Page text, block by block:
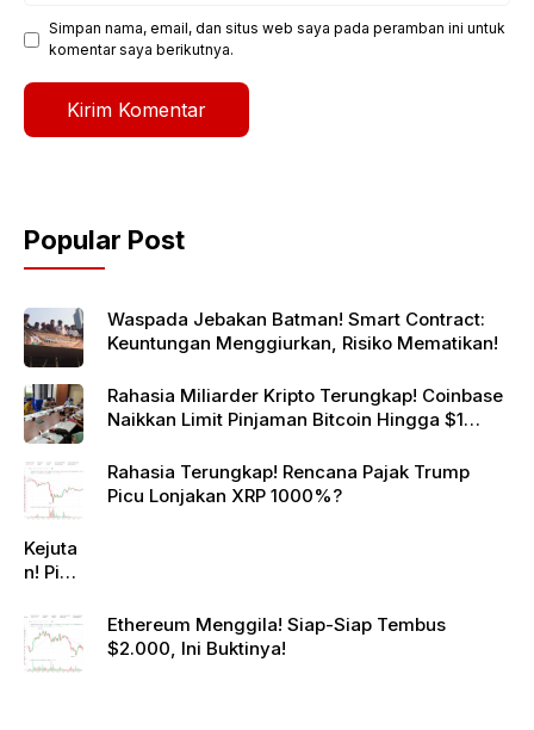
Simpan nama, email, dan situs web saya pada peramban ini untuk
komentar saya berikutnya.
Popular Post
Waspada Jebakan Batman! Smart Contract:
Keuntungan Menggiurkan, Risiko Mematikan!
Rahasia Miliarder Kripto Terungkap! Coinbase
Naikkan Limit Pinjaman Bitcoin Hingga $1
Rahasia Terungkap! Rencana Pajak Trump
Picu Lonjakan XRP 1000%?
Kejuta
n! Pi
rk
Gande
ng
Ethereum Menggila! Siap-Siap Tembus
$2.000, Ini Buktinya!